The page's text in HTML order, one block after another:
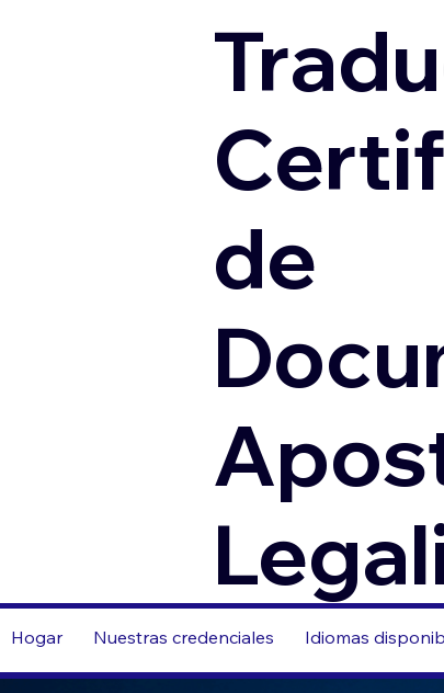
de
Hogar Nuestras credenciales Idiomas